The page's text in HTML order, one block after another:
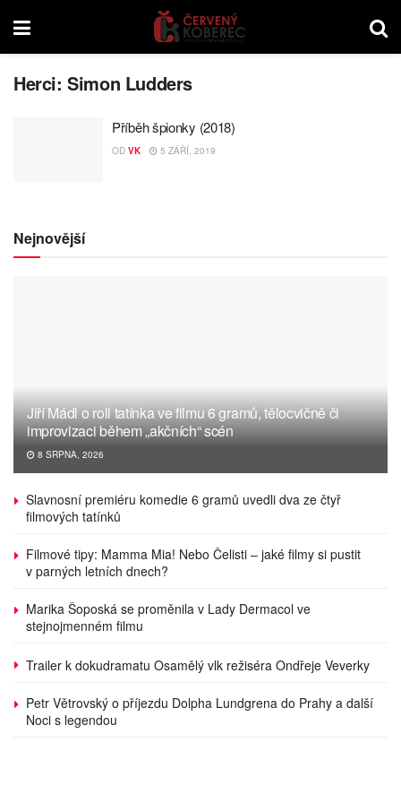
Herci:Simon Ludders
Příběh špionky (2018)
OD VK 5 ZÁŘÍ, 2019
Nejnovější
Jiří Mádl o roli tatínka ve filmu 6 gramů, tělocvičně či
improvizaci během „akčních“ scén
8 SRPNA, 2026
Slavnosní premiéru komedie 6 gramů uvedli dva ze čtyř
filmových tatínků
Filmové tipy: Mamma Mia! Nebo Čelisti – jaké filmy si pustit
v parných letních dnech?
Marika Šoposká se proměnila v Lady Dermacol ve
stejnojmenném filmu
Trailer k dokudramatu Osamělý vlk režiséra Ondřeje Veverky
Petr Větrovský o příjezdu Dolpha Lundgrena do Prahy a další
Noci s legendou